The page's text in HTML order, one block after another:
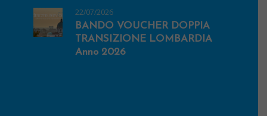
22/07/2026
BANDO VOUCHER DOPPIA
TRANSIZIONE LOMBARDIA
Anno 2026